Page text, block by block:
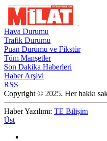
Hava Durumu
Trafik Durumu
Puan Durumu ve Fikstür
Tüm Manşetler
Son Dakika Haberleri
Haber Arşivi
RSS
Copyright © 2025. Her hakkı
Haber Yazılımı: TE Bilişim
Üst